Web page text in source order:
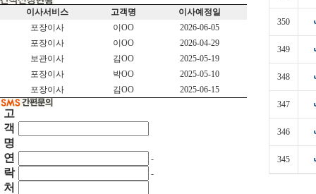
이사서비스 고객명
이사예정일
포장이사
이OO
2026-06-05
포장이사
이OO
2026-04-29
보관이사
김OO
2025-05-19
포장이사
박OO
2025-05-10
포장이사
김OO 2025-06-15
고
객
명
연
락
처
-
-
350
349
348
347
346
345